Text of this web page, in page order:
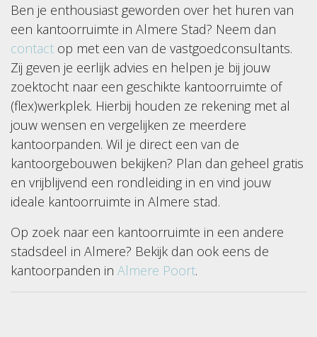
Ben je enthousiast geworden over het huren van
een kantoorruimte in Almere Stad? Neem dan
contact op met een van de vastgoedconsultants.
Zij geven je eerlijk advies en helpen je bij jouw
zoektocht naar een geschikte kantoorruimte of
(flex)werkplek. Hierbij houden ze rekening met al
jouw wensen en vergelijken ze meerdere
kantoorpanden. Wil je direct een van de
kantoorgebouwen bekijken? Plan dan geheel gratis
en vrijblijvend een rondleiding in en vind jouw
ideale kantoorruimte in Almere stad.
Op zoek naar een kantoorruimte in een andere
stadsdeel in Almere? Bekijk dan ook eens de
kantoorpanden in Almere Poort.